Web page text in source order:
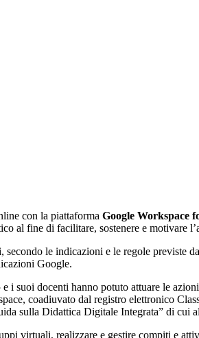
con la piattaforma Google Workspace
al fine di facilitare, sostenere e motivare
le indicazioni e le regole previste
Google.
suoi docenti hanno potuto attuare le
coadiuvato dal registro elettronico
sulla Didattica Digitale Integrata” di cui
virtuali, realizzare e gestire compiti e